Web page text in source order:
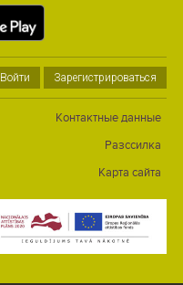
Войти Зарегистрироваться
Контактные данные
Разссилка
Карта сайта